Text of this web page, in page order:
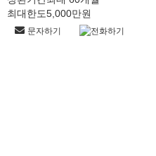
최대한도5,000만원
문자하기 전화하기